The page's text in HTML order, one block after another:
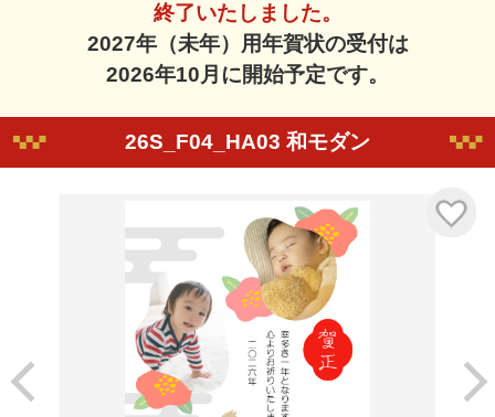
終了いたしました。
2027年（未年）用年賀状の受付は
2026年10月に開始予定です。
26S_F04_HA03 和モダン